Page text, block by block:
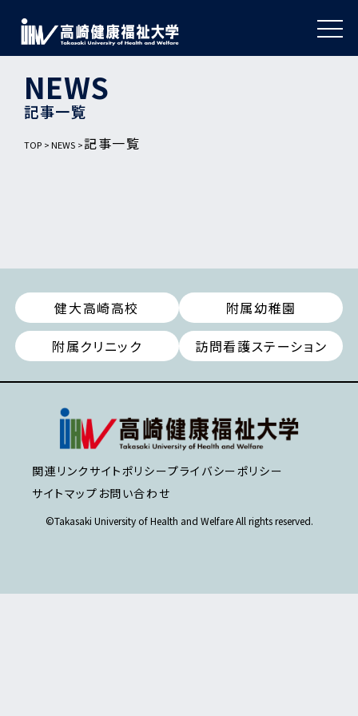
NEWS
記事一覧
TOP NEWS 記事一覧
健大高崎高校
附属幼稚園
附属クリニック
訪問看護ステーション
関連リンク サイトポリシープライバシーポリシー
サイトマップ お問い合わせ
©Takasaki University of Health and Welfare All rights reserved.